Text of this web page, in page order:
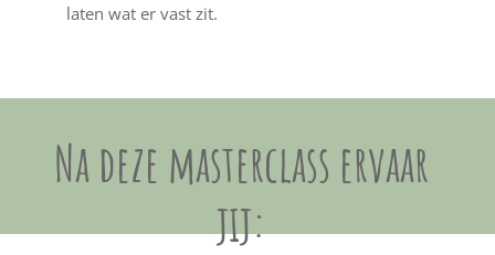
laten wat er vast zit.
Na deze masterclass ervaar
jij: